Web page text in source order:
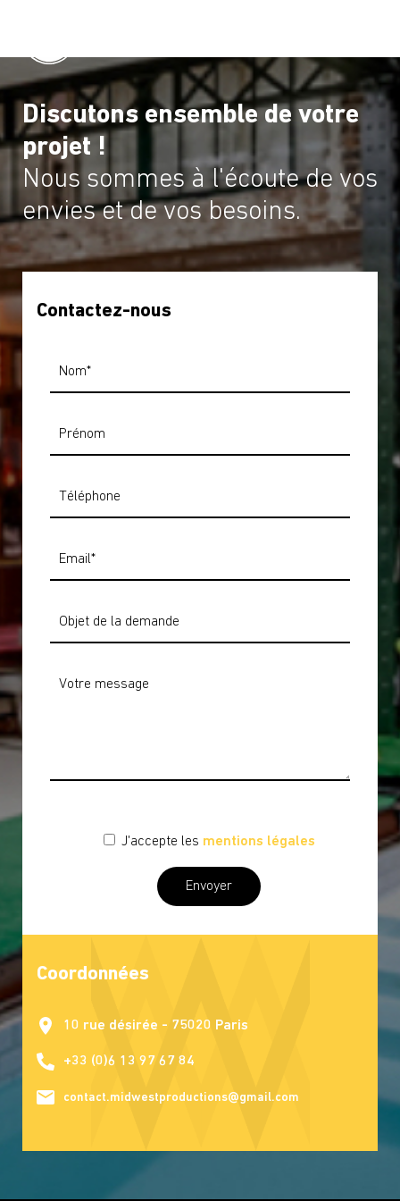
Discutons ensemble de votre
projet !
Nous sommes à l'écoute de vos
envies et de vos besoins.
Contactez-nous
J'accepte les mentions légales
Coordonnées
10 rue désirée - 75020 Paris
+33 (0)6 13 97 67 84
contact.midwestproductions@gmail.com